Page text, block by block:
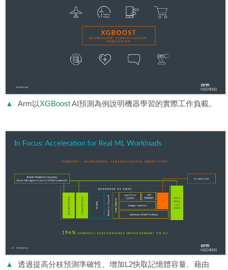
▲ Arm以XGBoostAI預測為例說明機器學習的實際工作負載。
▲
透過提高分枝預測準確性、增加L2快取記憶體容量、藉由